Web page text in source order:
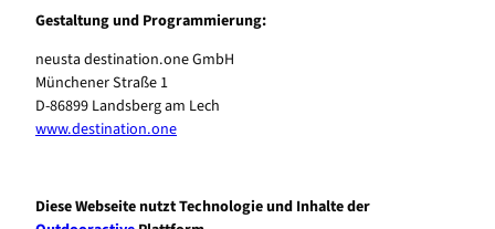
Gestaltung und Programmierung:
neusta destination.one GmbH
Münchener Straße 1
D-86899 Landsberg am Lech
www.destination.one
Diese Webseite nutzt Technologie und Inhalte der